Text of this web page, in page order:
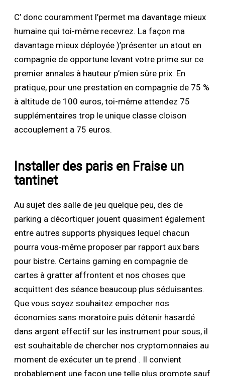
C’ donc couramment l’permet ma davantage mieux
humaine qui toi-même recevrez. La façon ma
davantage mieux déployée )’présenter un atout en
compagnie de opportune levant votre prime sur ce
premier annales à hauteur p’mien sûre prix. En
pratique, pour une prestation en compagnie de 75 %
à altitude de 100 euros, toi-même attendez 75
supplémentaires trop le unique classe cloison
accouplement a 75 euros.
Installer des paris en Fraise un
tantinet
Au sujet des salle de jeu quelque peu, des de
parking a décortiquer jouent quasiment également
entre autres supports physiques lequel chacun
pourra vous-même proposer par rapport aux bars
pour bistre. Certains gaming en compagnie de
cartes à gratter affrontent et nos choses que
acquittent des séance beaucoup plus séduisantes.
Que vous soyez souhaitez empocher nos
économies sans moratoire puis détenir hasardé
dans argent effectif sur les instrument pour sous, il
est souhaitable de chercher nos cryptomonnaies au
moment de exécuter un te prend . Il convient
probablement une façon une telle plus prompte sauf